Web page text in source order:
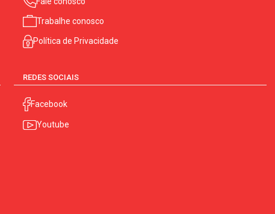
Trabalhe conosco
Política de Privacidade
REDES SOCIAIS
Facebook
Youtube